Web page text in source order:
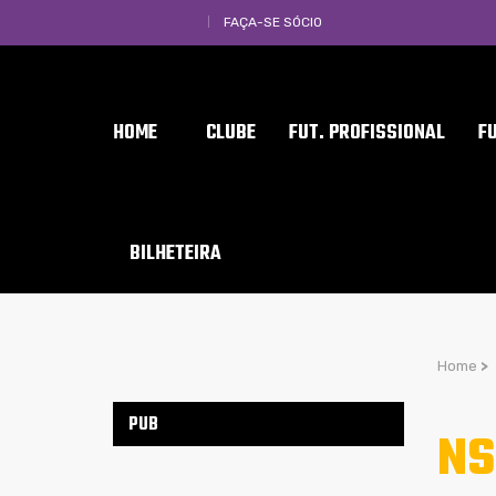
FAÇA-SE SÓCIO
HOME CLUBE FUT. PROFISSIONAL
BILHETEIRA
Home >
PUB